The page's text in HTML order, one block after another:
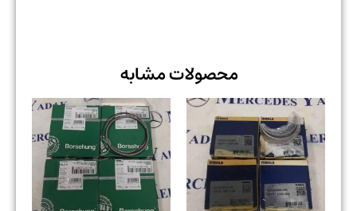
محصولات مشابه